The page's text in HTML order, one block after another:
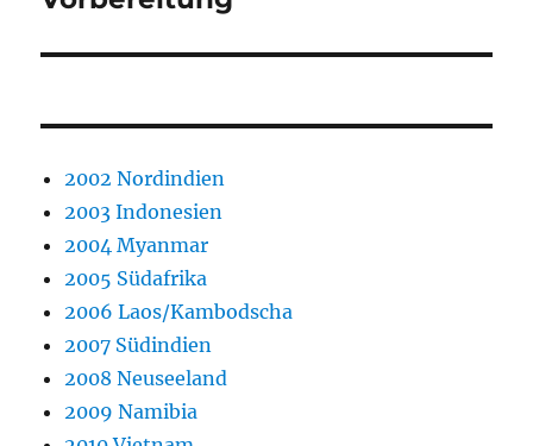
2002 Nordindien
2003 Indonesien
2004 Myanmar
2005 Südafrika
2006 Laos/Kambodscha
2007 Südindien
2008 Neuseeland
2009 Namibia